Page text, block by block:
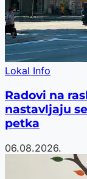
Lokal Info
Radovi na
nastavljaju
petka
06.08.2026.